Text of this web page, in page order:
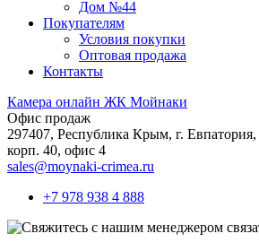
Дом №44
Покупателям
Условия покупки
Оптовая продажа
Контакты
Камера онлайн ЖК Мойнаки
Офис продаж
297407, Республика Крым, г.
корп. 40, офис 4
sales@moynaki-crimea.ru
+7 978 938 4 888